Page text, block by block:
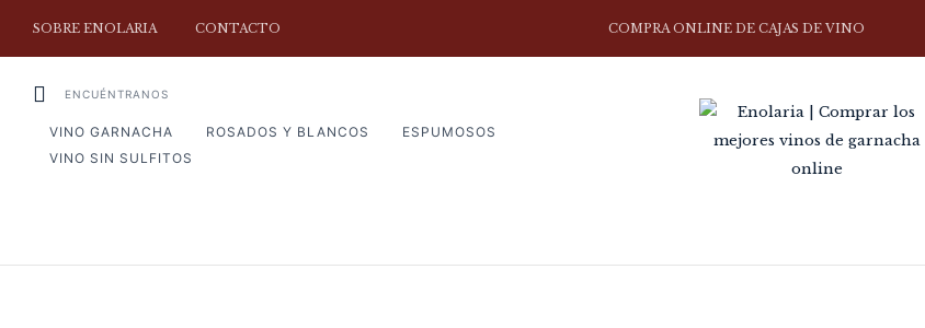
SOBRE ENOLARIA CONTACTO COMPRA ONLINE DE CAJAS DE VINO
ENCUÉNTRANOS
VINO GARNACHA ROSADOS Y BLANCOS
ESPUMOSOS
VINO SIN SULFITOS